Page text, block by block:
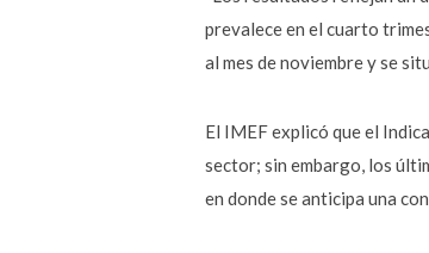
prevalece en el cuarto
al mes de noviembre y se
El IMEF explicó que el
sector; sin embargo, los
en donde se anticipa una